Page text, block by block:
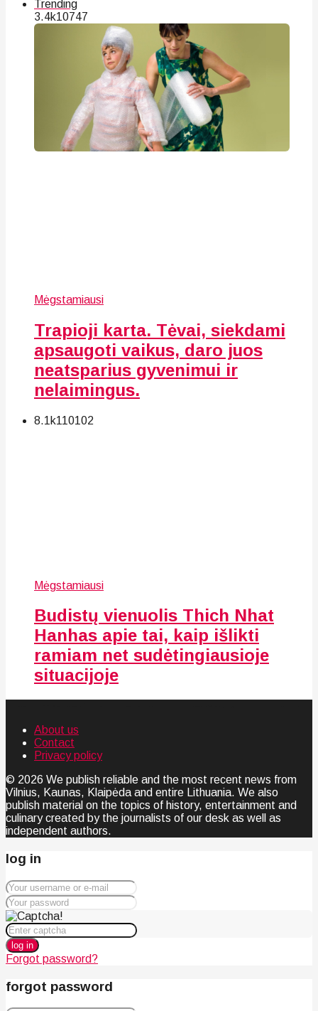
Trending
3.4k10747
Mėgstamiausi
Trapioji karta. Tėvai, siekdami
apsaugoti vaikus, daro juos
neatsparius gyvenimui ir
nelaimingus.
8.1k110102
Mėgstamiausi
Budistų vienuolis Thich Nhat
Hanhas apie tai, kaip išlikti
ramiam net sudėtingiausioje
situacijoje
About us
Contact
Privacy policy
© 2026 We publish reliable and the most recent news from
Vilnius, Kaunas, Klaipėda and entire Lithuania. We also
publish material on the topics of history, entertainment and
culinary created by the journalists of our desk as well as
independent authors.
log in
log in
Forgot password?
forgot password